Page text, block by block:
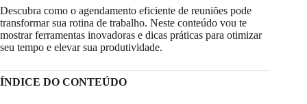
Descubra como o agendamento eficiente de reuniões pode
transformar sua rotina de trabalho. Neste conteúdo vou te
mostrar ferramentas inovadoras e dicas práticas para otimizar
seu tempo e elevar sua produtividade.
ÍNDICE DO CONTEÚDO